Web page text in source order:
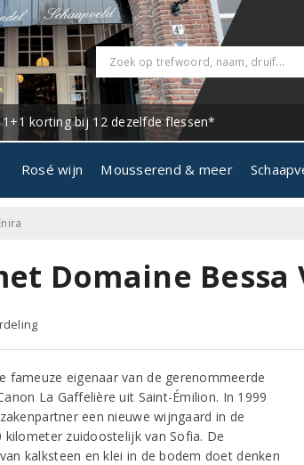
korting bij 12 dezelfde flessen*
Rosé wijn Mousserend & meer
Domaine Bessa
fameuze eigenaar van de gerenommeerde
La Gaffelière uit Saint-Émilion. In 1999
een nieuwe wijngaard in de
kilometer zuidoostelijk van Sofia. De
kalksteen en klei in de bodem doet denken